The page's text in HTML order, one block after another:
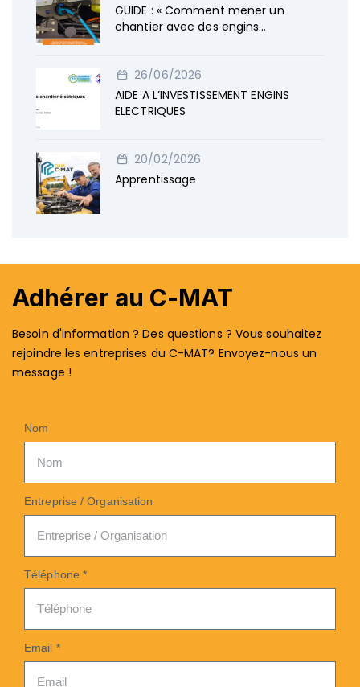
GUIDE : « Comment mener un
chantier avec des engins
26/06/2026
AIDE A L’INVESTISSEMENT ENGINS
ELECTRIQUES
20/02/2026
Apprentissage
Adhérer au C-MAT
Besoin d'information ? Des questions ? Vous souhaitez
rejoindre les entreprises du C-MAT? Envoyez-nous un
message !
Nom
Entreprise / Organisation
Téléphone *
Email *